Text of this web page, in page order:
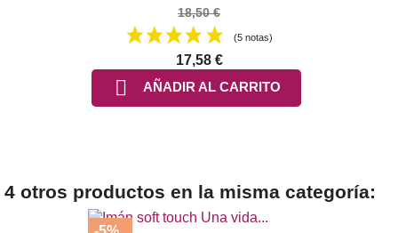
18,50 €
(5 notas)
17,58 €
 AÑADIR AL CARRITO
4 otros productos en la misma categoría: